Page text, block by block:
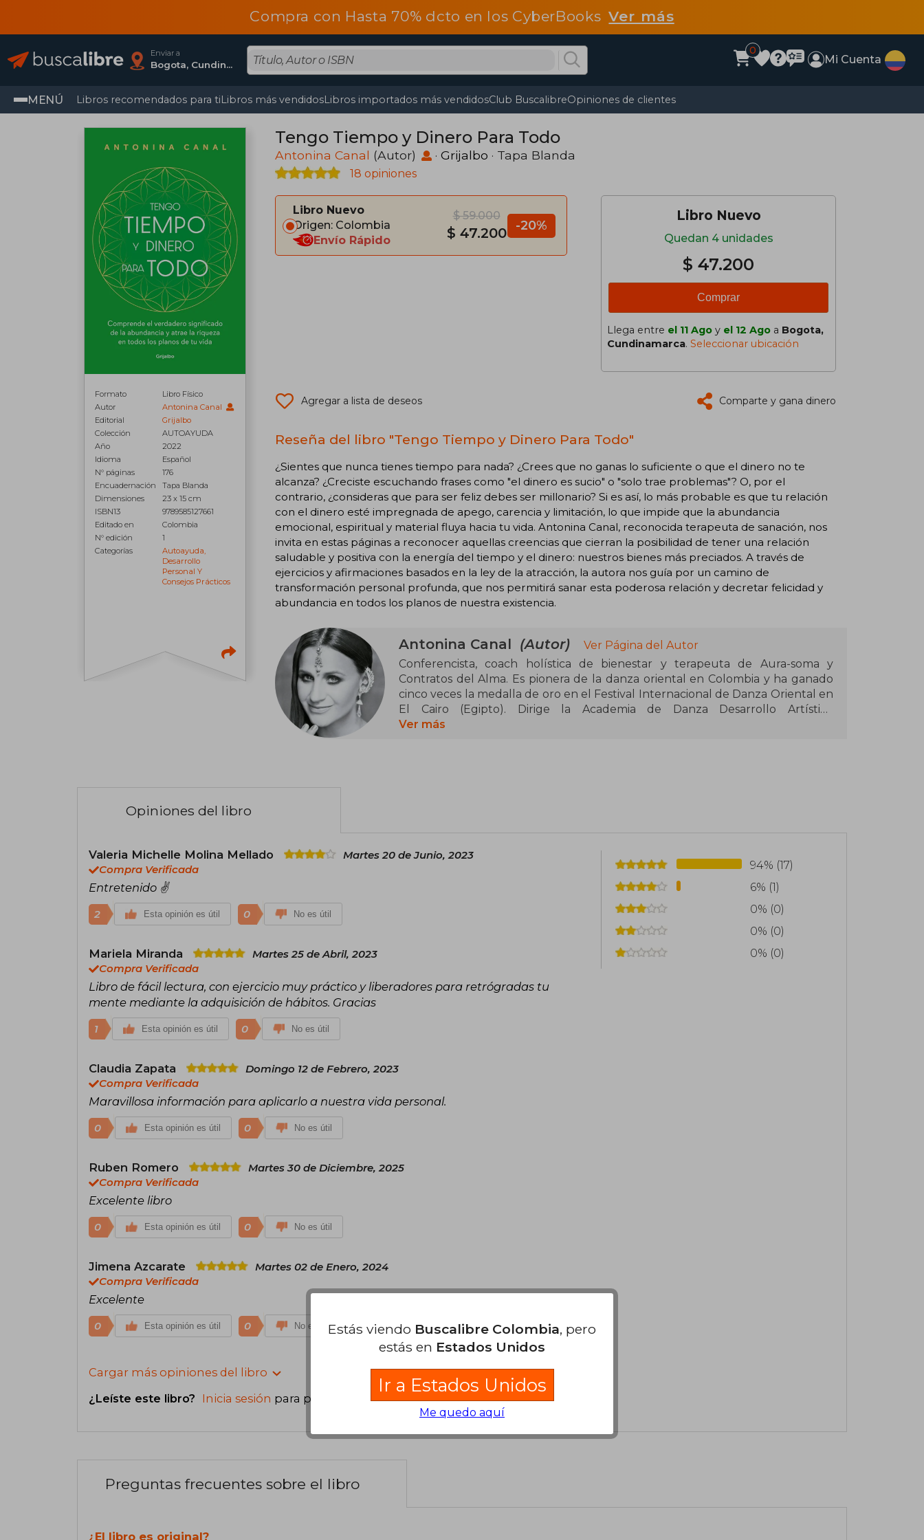
Compra con Hasta 70% dcto en los CyberBooksVer más
Enviar a
Bogota, Cundinamarca
0
Mi Cuenta
MENÚ Libros recomendados para tiLibros más vendidosLibros importados más vendidosClub BuscalibreOpiniones de clientes
Formato
Libro Físico
Autor
Antonina Canal
Editorial
Grijalbo
Colección
AUTOAYUDA
Año
2022
Idioma
Español
N° páginas
176
Encuadernación
Tapa Blanda
Dimensiones
23 x 15 cm
ISBN13
9789585127661
Editado en
Colombia
N° edición
1
Categorías
Autoayuda,
Desarrollo
Personal Y
Consejos Prácticos
Tengo Tiempo y Dinero Para Todo
Antonina Canal (Autor) · Grijalbo · Tapa Blanda
18 opiniones
Libro Nuevo
Origen: Colombia
Envío Rápido
$ 59.000
$ 47.200 -20%
Libro Nuevo
Quedan 4 unidades
$ 47.200
Comprar
Llega entre el 11 Ago y el 12 Ago a Bogota,
Cundinamarca. Seleccionar ubicación
Agregar a lista de deseos Comparte y gana dinero
Reseña del libro "Tengo Tiempo y Dinero Para Todo"
¿Sientes que nunca tienes tiempo para nada? ¿Crees que no ganas lo suficiente o que el dinero no te
alcanza? ¿Creciste escuchando frases como "el dinero es sucio" o "solo trae problemas"? O, por el
contrario, ¿consideras que para ser feliz debes ser millonario? Si es así, lo más probable es que tu relación
con el dinero esté impregnada de apego, carencia y limitación, lo que impide que la abundancia
emocional, espiritual y material fluya hacia tu vida. Antonina Canal, reconocida terapeuta de sanación, nos
invita en estas páginas a reconocer aquellas creencias que cierran la posibilidad de tener una relación
saludable y positiva con la energía del tiempo y el dinero: nuestros bienes más preciados. A través de
ejercicios y afirmaciones basados en la ley de la atracción, la autora nos guía por un camino de
transformación personal profunda, que nos permitirá sanar esta poderosa relación y decretar felicidad y
abundancia en todos los planos de nuestra existencia.
Antonina Canal (Autor)
Ver Página del Autor
Conferencista, coach holística de bienestar y terapeuta de Aura-soma y
Contratos del Alma. Es pionera de la danza oriental en Colombia y ha ganado
cinco veces la medalla de oro en el Festival Internacional de Danza Oriental en
El Cairo (Egipto). Dirige la Academia de Danza Desarrollo Artístico
Empoderamiento y Maestría (Addaprem), que ofrece formación presencial y
Ver más
Opiniones del libro
Valeria Michelle Molina Mellado
Martes 20 de Junio, 2023
Compra Verificada
Entretenido ✌
2 Esta opinión es útil 0 No es útil
Mariela Miranda
Martes 25 de Abril, 2023
Compra Verificada
Libro de fácil lectura, con ejercicio muy práctico y liberadores para retrógradas tu
mente mediante la adquisición de hábitos. Gracias
1 Esta opinión es útil 0 No es útil
Claudia Zapata
Domingo 12 de Febrero, 2023
Compra Verificada
Maravillosa información para aplicarlo a nuestra vida personal.
0 Esta opinión es útil 0 No es útil
Ruben Romero
Martes 30 de Diciembre, 2025
Compra Verificada
Excelente libro
0 Esta opinión es útil 0 No es útil
Jimena Azcarate
Martes 02 de Enero, 2024
Compra Verificada
Excelente
0 Esta opinión es útil 0 No es útil
Cargar más opiniones del libro
¿Leíste este libro? Inicia sesión para poder agregar tu propia evaluación.
94% (17)
6% (1)
0% (0)
0% (0)
0% (0)
Preguntas frecuentes sobre el libro
¿El libro es original?
Estás viendo Buscalibre Colombia, pero
estás en Estados Unidos
Ir a Estados Unidos
Me quedo aquí